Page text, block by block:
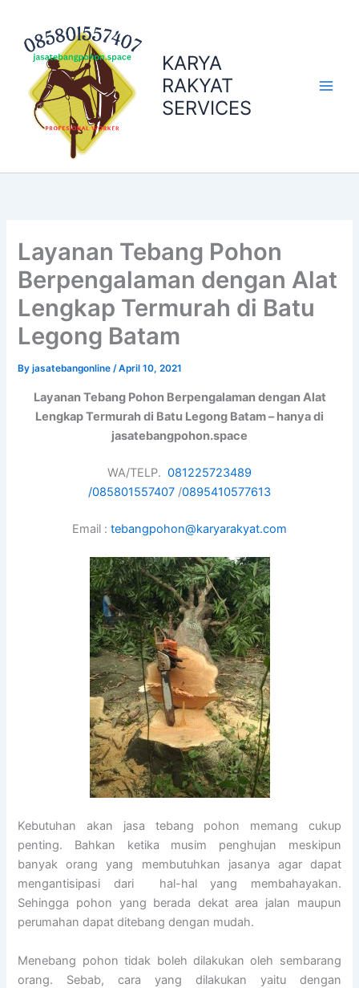
content
KARYA
RAKYAT
SERVICES
Layanan Tebang Pohon
Berpengalaman dengan Alat
Lengkap Termurah di Batu
Legong Batam
Byjasatebangonline/April 10, 2021
Layanan Tebang Pohon Berpengalaman dengan Alat
Lengkap Termurah di Batu Legong Batam – hanya di
jasatebangpohon.space
WA/TELP. 081225723489
/085801557407 /0895410577613
Email : tebangpohon@karyarakyat.com
Kebutuhan akan jasa tebang pohon memang cukup
penting. Bahkan ketika musim penghujan meskipun
banyak orang yang membutuhkan jasanya agar dapat
mengantisipasi dari hal-hal yang membahayakan.
Sehingga pohon yang berada dekat area jalan maupun
perumahan dapat ditebang dengan mudah.
Menebang pohon tidak boleh dilakukan oleh sembarang
orang. Sebab, cara yang dilakukan yaitu dengan